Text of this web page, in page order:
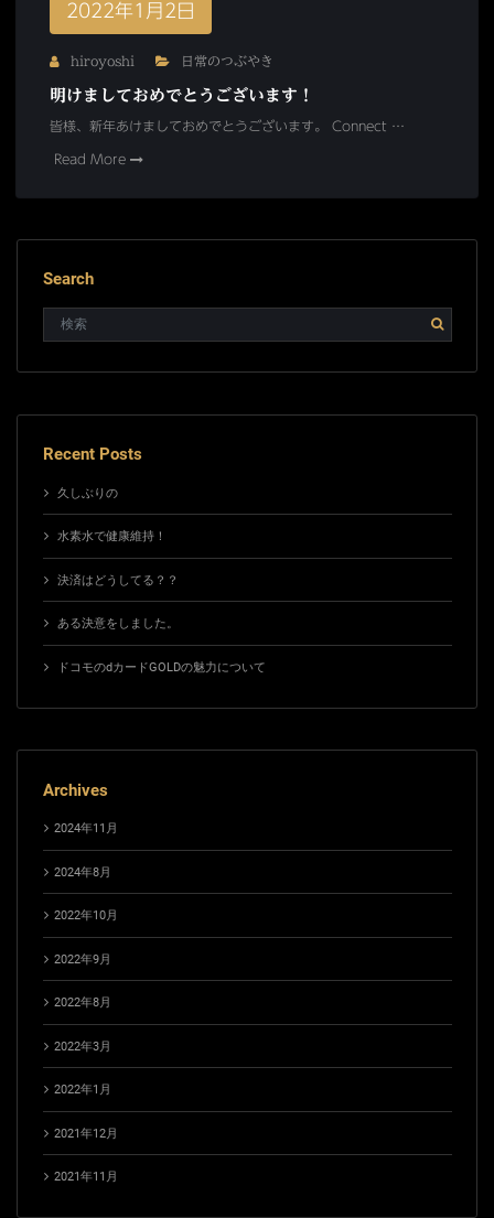
2022年1月2日
hiroyoshi 日常のつぶやき
明けましておめでとうございます！
皆様、新年あけましておめでとうございます。 Connect …
Read More
Search
Recent Posts
久しぶりの
水素水で健康維持！
決済はどうしてる？？
ある決意をしました。
ドコモのdカードGOLDの魅力について
Archives
2024年11月
2024年8月
2022年10月
2022年9月
2022年8月
2022年3月
2022年1月
2021年12月
2021年11月